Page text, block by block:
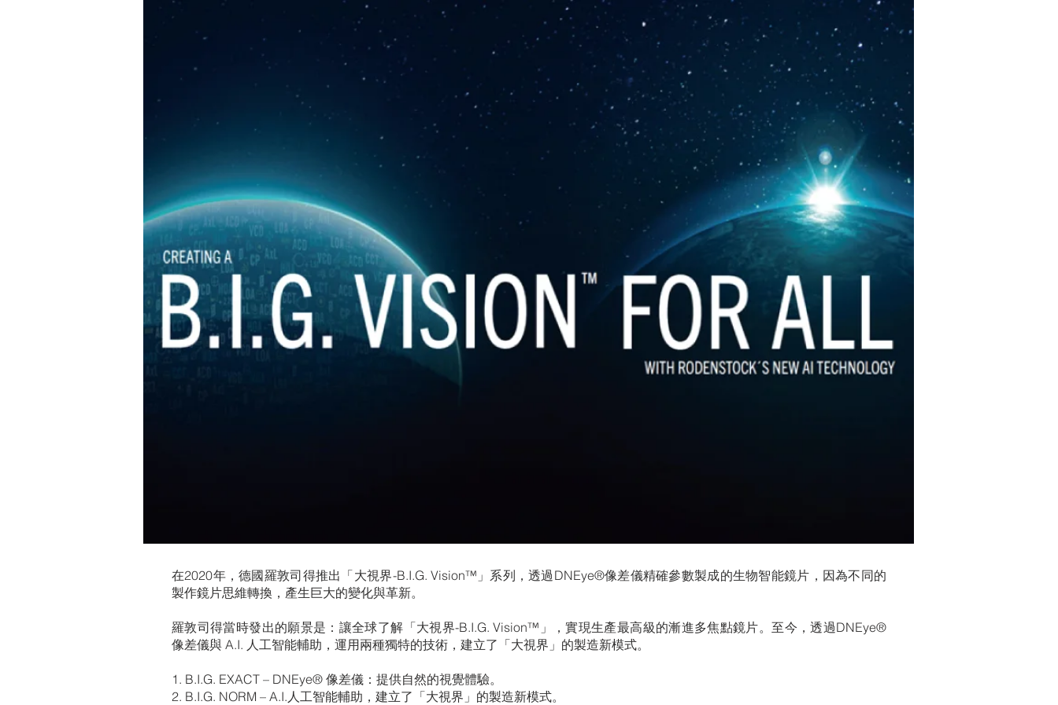
在2020年，德國羅敦司得推出「大視界-B.I.G. Vision™」系列，透過DNEye®像差儀精確參數製成的生物智能鏡片，因為不同的
製作鏡片思維轉換，產生巨大的變化與革新。
羅敦司得當時發出的願景是：讓全球了解「大視界-B.I.G. Vision™」，實現生產最高級的漸進多焦點鏡片。至今，透過DNEye®
像差儀與 A.I. 人工智能輔助，運用兩種獨特的技術，建立了「大視界」的製造新模式。
1. B.I.G. EXACT – DNEye® 像差儀：提供自然的視覺體驗。
2. B.I.G. NORM – A.I.人工智能輔助，建立了「大視界」的製造新模式。